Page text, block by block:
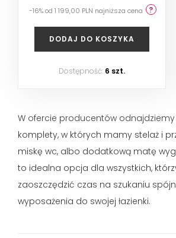
-16% od 1 199,00 PLN najniższa cena
DODAJ DO KOSZYKA
Dostępność: 6 szt.
W ofercie producentów
komplety, w których mamy stelaż i
miskę wc, albo dodatkową matę
to idealna opcja dla wszystkich,
zaoszczędzić czas na szukaniu
wyposażenia do swojej łazienki.